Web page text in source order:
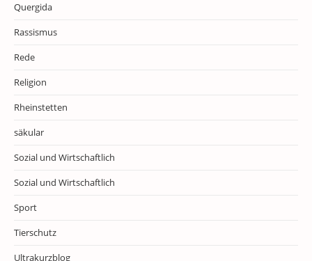
Quergida
Rassismus
Rede
Religion
Rheinstetten
säkular
Sozial und Wirtschaftlich
Sozial und Wirtschaftlich
Sport
Tierschutz
Ultrakurzblog